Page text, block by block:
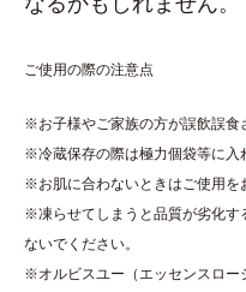
ご使用の際の注意点
※お子様やご家族の方が誤飲誤食
※冷蔵保存の際は極力個袋等に入
※お肌に合わないときはご使用を
※凍らせてしまうと品質が劣化す
ないでください。
※オルビスユー（エッセンスロー